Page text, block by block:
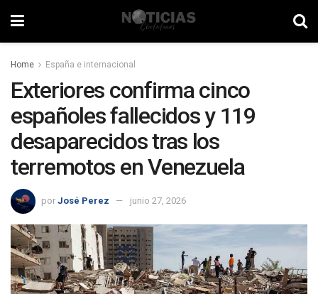
Home España e internacional
Exteriores confirma cinco
españoles fallecidos y 119
desaparecidos tras los
terremotos en Venezuela
por José Perez junio 27, 2026